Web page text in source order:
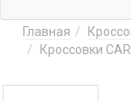
Главная
Кроссовки